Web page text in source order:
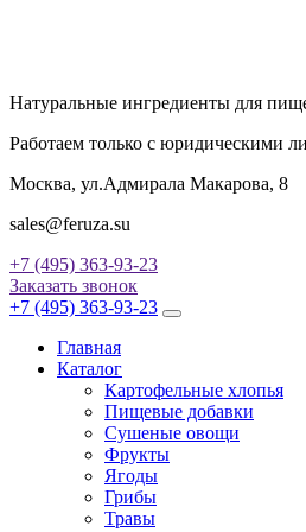
Натуральные ингредиенты для
Работаем только с юридическими
Москва, ул.Адмирала Макарова, 8
sales@feruza.su
+7 (495) 363-93-23
Заказать звонок
+7 (495) 363-93-23
Главная
Каталог
Картофельные хлопья
Пищевые добавки
Сушеные овощи
Фрукты
Ягоды
Грибы
Травы